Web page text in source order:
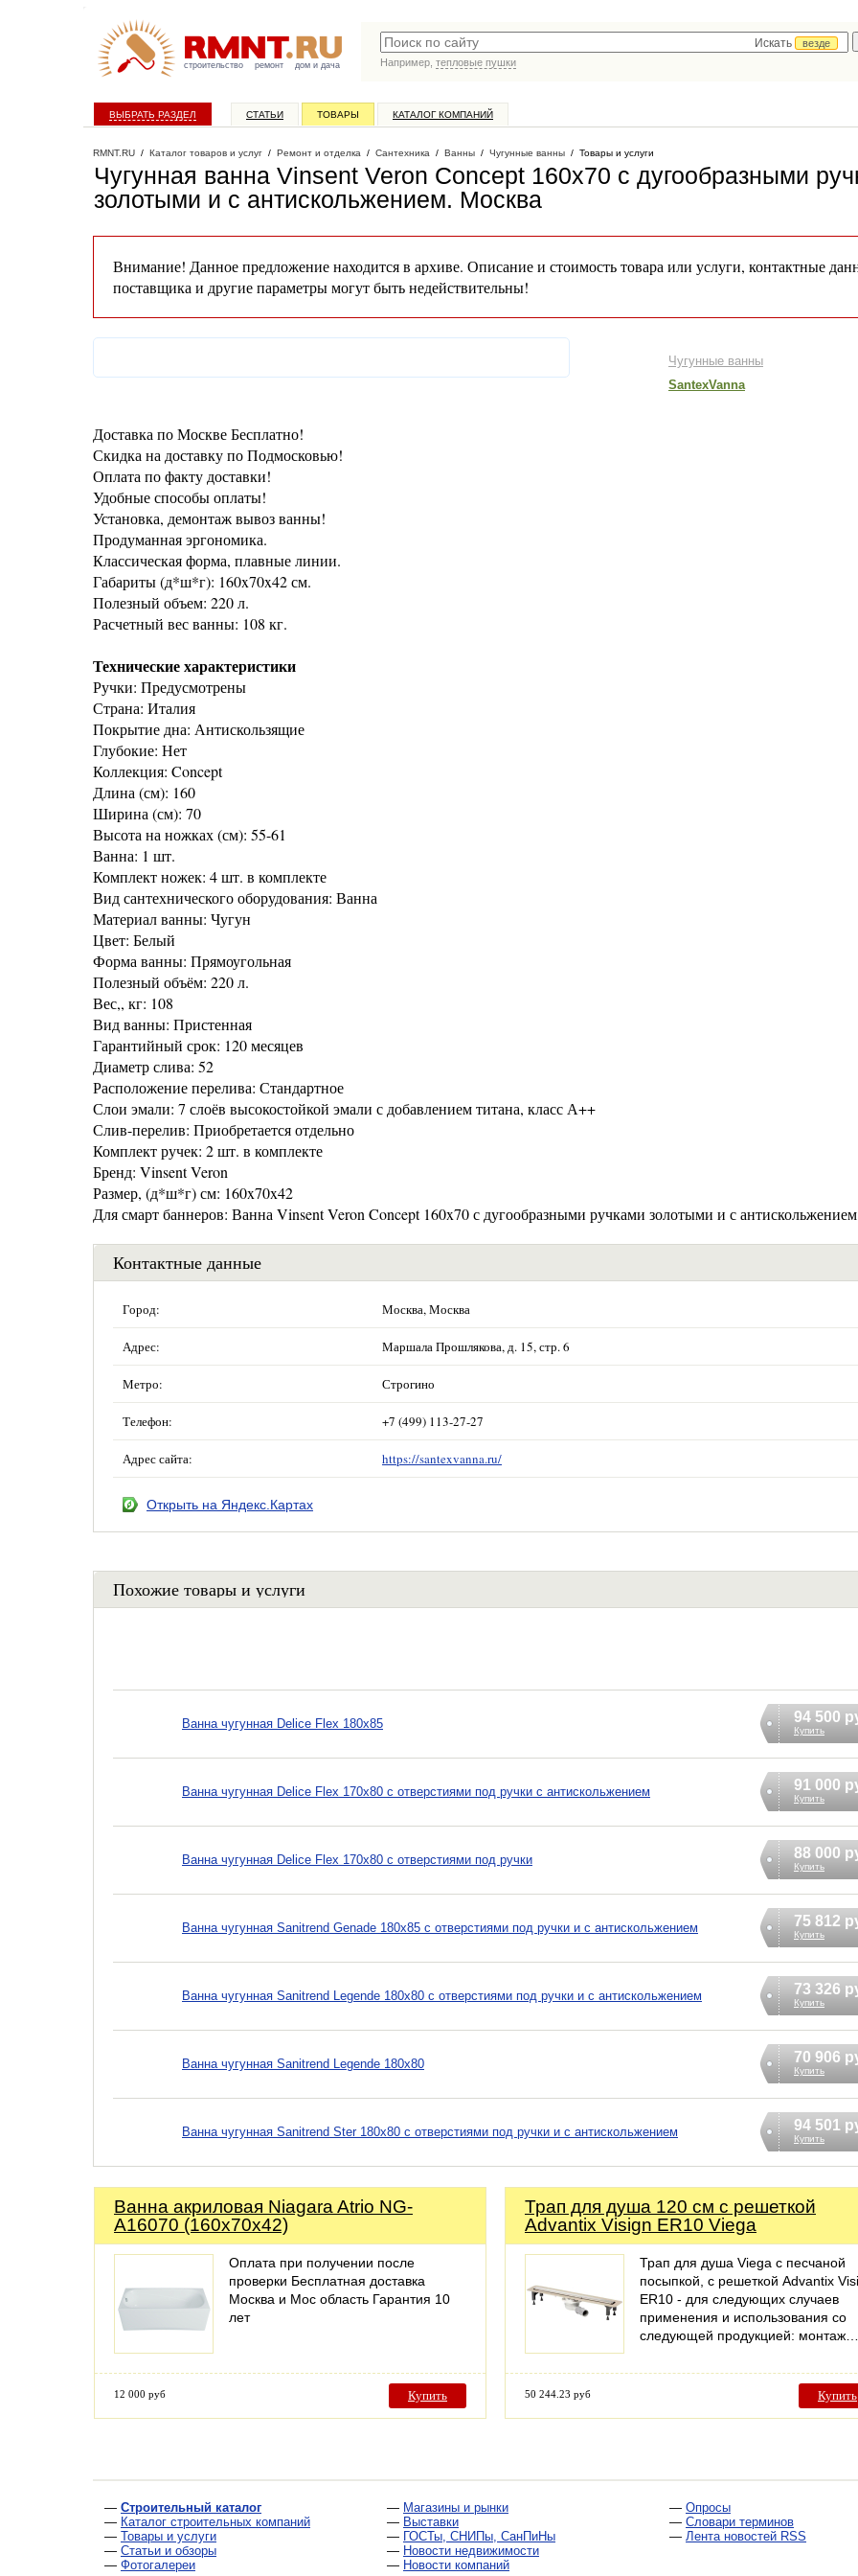
строительство ремонт дом и дача
Искать
везде
Например, тепловые пушки
ВЫБРАТЬ РАЗДЕЛ СТАТЬИ ТОВАРЫ КАТАЛОГ КОМПАНИЙ
RMNT.RU / Каталог товаров и услуг / Ремонт и отделка / Сантехника / Ванны / Чугунные ванны / Товары и услуги
Чугунная ванна Vinsent Veron Concept 160x70 с дугообразными
золотыми и с антискольжением. Москва
Внимание! Данное предложение находится в архиве. Описание и стоимость товара или услуги, контактные
поставщика и другие параметры могут быть недействительны!
Чугунные ванны
SantexVanna
Доставка по Москве Бесплатно!
Скидка на доставку по Подмосковью!
Оплата по факту доставки!
Удобные способы оплаты!
Установка, демонтаж вывоз ванны!
Продуманная эргономика.
Классическая форма, плавные линии.
Габариты (д*ш*г): 160x70x42 см.
Полезный объем: 220 л.
Расчетный вес ванны: 108 кг.
Технические характеристики
Ручки: Предусмотрены
Страна: Италия
Покрытие дна: Антискользящие
Глубокие: Нет
Коллекция: Concept
Длина (см): 160
Ширина (см): 70
Высота на ножках (см): 55-61
Ванна: 1 шт.
Комплект ножек: 4 шт. в комплекте
Вид сантехнического оборудования: Ванна
Материал ванны: Чугун
Цвет: Белый
Форма ванны: Прямоугольная
Полезный объём: 220 л.
Вес,, кг: 108
Вид ванны: Пристенная
Гарантийный срок: 120 месяцев
Диаметр слива: 52
Расположение перелива: Стандартное
Слои эмали: 7 слоёв высокостойкой эмали с добавлением титана, класс А++
Слив-перелив: Приобретается отдельно
Комплект ручек: 2 шт. в комплекте
Бренд: Vinsent Veron
Размер, (д*ш*г) см: 160x70x42
Для смарт баннеров: Ванна Vinsent Veron Concept 160x70 с дугообразными ручками золотыми и с антискольжением
Контактные данные
Город: Москва, Москва
Адрес: Маршала Прошлякова, д. 15, стр. 6
Метро: Строгино
Телефон: +7 (499) 113-27-27
Адрес сайта: https://santexvanna.ru/
Открыть на Яндекс.Картах
Похожие товары и услуги
Ванна чугунная Delice Flex 180x85 94 500
Купить
Ванна чугунная Delice Flex 170x80 с отверстиями под ручки с антискольжением 91 000
Купить
Ванна чугунная Delice Flex 170x80 с отверстиями под ручки 88 000
Купить
Ванна чугунная Sanitrend Genade 180х85 с отверстиями под ручки и с антискольжением 75 812
Купить
Ванна чугунная Sanitrend Legende 180х80 с отверстиями под ручки и с антискольжением 73 326
Купить
Ванна чугунная Sanitrend Legende 180х80 70 906
Купить
Ванна чугунная Sanitrend Ster 180х80 с отверстиями под ручки и с антискольжением 94 501
Купить
Ванна акриловая Niagara Atrio NG-
A16070 (160х70х42)
Оплата при получении после
проверки Бесплатная доставка
Москва и Мос область Гарантия 10
лет
12 000 руб Купить
Трап для душа 120 см с решеткой
Advantix Visign ER10 Viega
Трап для душа Viega с песчаной
посыпкой, с решеткой Advantix
ER10 - для следующих случаев
применения и использования со
следующей продукцией: монтаж…
50 244.23 руб Купить
— Строительный каталог
— Каталог строительных компаний
— Товары и услуги
— Статьи и обзоры
— Фотогалереи
— Магазины и рынки
— Выставки
— ГОСТы, СНИПы, СанПиНы
— Новости недвижимости
— Новости компаний
— Опросы
— Словари терминов
— Лента новостей RSS